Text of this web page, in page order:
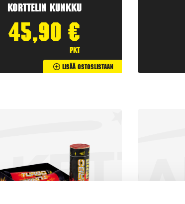
Korttelin kunkku
45,90 €
pkt
Lisää Ostoslistaan